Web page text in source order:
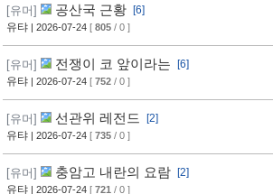
[유머] 공산국 근황 [6]
유탸 | 2026-07-24 [ 805 / 0 ]
[유머] 전쟁이 코 앞이라는 [6]
유탸 | 2026-07-24 [ 752 / 0 ]
[유머] 선관위 레전드
[2]
유탸 | 2026-07-24 [ 735 / 0 ]
[유머] 충암고 내란의 요람 [2]
유탸 | 2026-07-24 [ 721 / 0 ]